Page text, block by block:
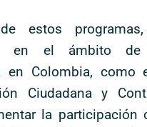
estos
en el ámbito de
en Colombia, como
Ciudadana y
la participación